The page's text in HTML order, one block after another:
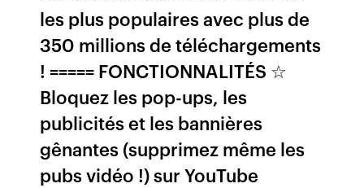
les plus populaires avec plus de
350 millions de téléchargements
! ===== FONCTIONNALITÉS ☆
Bloquez les pop-ups, les
publicités et les bannières
gênantes (supprimez même les
pubs vidéo !) sur YouTube